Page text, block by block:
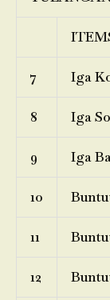
7 Iga
8 Iga
9 Iga
10
11
12